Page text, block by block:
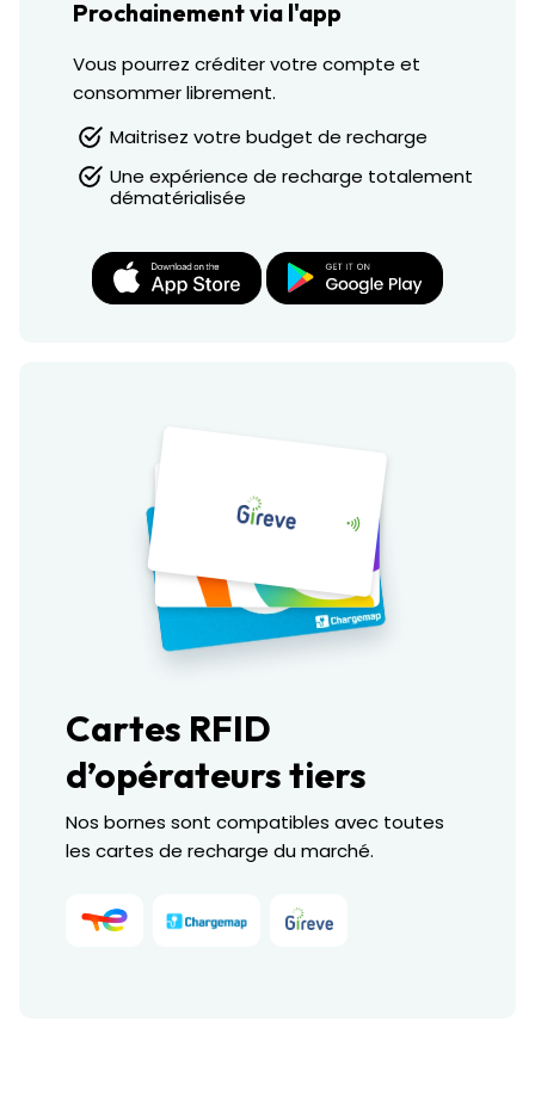
Prochainement via l'app
Vous pourrez créditer votre compte et
consommer librement.
Maitrisez votre budget de recharge
Une expérience de recharge totalement
dématérialisée
Cartes RFID
d’opérateurs tiers
Nos bornes sont compatibles avec toutes
les cartes de recharge du marché.